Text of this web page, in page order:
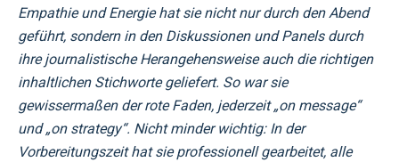
Empathie und Energie hat sie nicht nur durch den Abend
geführt, sondern in den Diskussionen und Panels durch
ihre journalistische Herangehensweise auch die richtigen
inhaltlichen Stichworte geliefert. So war sie
gewissermaßen der rote Faden, jederzeit „on message“
und „on strategy“. Nicht minder wichtig: In der
Vorbereitungszeit hat sie professionell gearbeitet, alle